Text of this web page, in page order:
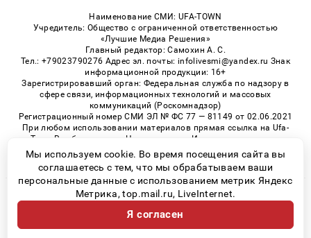
Наименование СМИ: UFA-TOWN
Учредитель: Общество с ограниченной ответственностью
«Лучшие Медиа Решения»
Главный редактор: Самохин А. С.
Тел.: +79023790276 Адрес эл. почты: infolivesmi@yandex.ru Знак
информационной продукции: 16+
Зарегистрировавший орган: Федеральная служба по надзору в
сфере связи, информационных технологий и массовых
коммуникаций (Роскомнадзор)
Регистрационный номер СМИ ЭЛ № ФС 77 — 81149 от 02.06.2021
При любом использовании материалов прямая ссылка на Ufa-
Town.Ru обязательна. Цитирование в Интернете возможно
только при наличии письменного разрешения.
© 2026 «Ufa-Town» | Все права защищены
Возрастная категория сайта 16+
Политика конфиденциальности
Мы используем cookie. Во время посещения сайта вы
соглашаетесь с тем, что мы обрабатываем ваши
персональные данные с использованием метрик Яндекс
Метрика, top.mail.ru, LiveInternet.
Я согласен